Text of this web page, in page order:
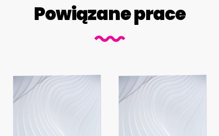
Powiązane prace